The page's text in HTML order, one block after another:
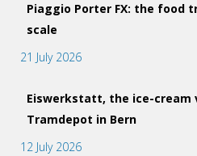
Piaggio Porter FX: the food
scale
21 July 2026
Eiswerkstatt, the ice-cream
Tramdepot in Bern
12 July 2026